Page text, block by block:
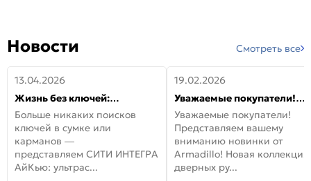
Новости Смотреть все
13.04.2026
Жизнь без ключей:
встречайте новую дверь
СИТИ ИНТЕГРА АйКью!
Больше никаких поисков
ключей в сумке или
карманов —
представляем СИТИ ИНТЕГРА
АйКью: ультрас...
19.02.2026
Уважаемые покупатели!
Представляем вашему
вниманию новинки от
Armadillo!
Уважаемые покупатели!
Представляем вашему
вниманию новинки от
Armadillo! Новая коллекция
дверных ру...